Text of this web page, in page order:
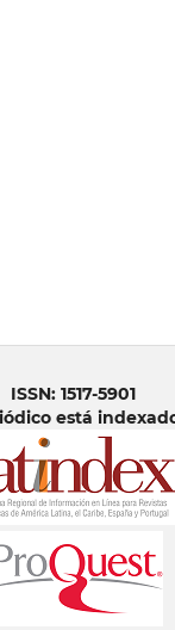
ISSN: 1517-5901
está